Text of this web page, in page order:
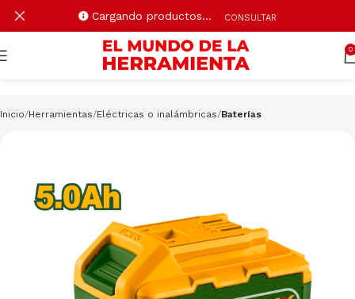
0
Inicio Herramientas Eléctricas o inalámbricas Baterías
Cargando productos… CONSULTAR